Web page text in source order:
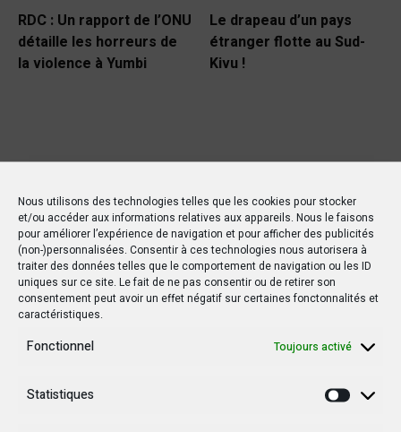
Nous utilisons des technologies telles que les cookies pour stocker
et/ou accéder aux informations relatives aux appareils. Nous le faisons
pour améliorer l’expérience de navigation et pour afficher des publicités
(non-)personnalisées. Consentir à ces technologies nous autorisera à
traiter des données telles que le comportement de navigation ou les ID
uniques sur ce site. Le fait de ne pas consentir ou de retirer son
consentement peut avoir un effet négatif sur certaines fonctonnalités et
caractéristiques.
Fonctionnel Toujours activé
Statistiques
RDC : Un rapport de l’ONU
détaille les horreurs de
la violence à Yumbi
Le drapeau d’un pays
étranger flotte au Sud-
Kivu !